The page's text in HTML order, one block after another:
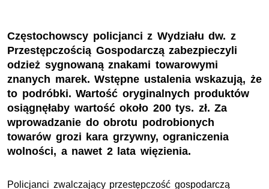
Częstochowscy policjanci z Wydziału dw. z
Przestępczością Gospodarczą zabezpieczyli
odzież sygnowaną znakami towarowymi
znanych marek. Wstępne ustalenia wskazują, że
to podróbki. Wartość oryginalnych produktów
osiągnęłaby wartość około 200 tys. zł. Za
wprowadzanie do obrotu podrobionych
towarów grozi kara grzywny, ograniczenia
wolności, a nawet 2 lata więzienia.
Policjanci zwalczający przestępczość gospodarczą